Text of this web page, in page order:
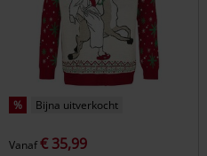
% Bijna uitverkocht
Vanaf€ 35,99